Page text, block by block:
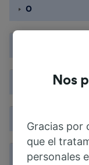
O
S
Nos
Gracias por
que el
personales